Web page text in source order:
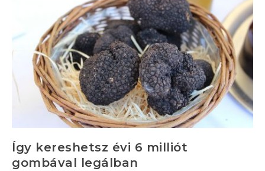
Így kereshetsz évi 6 milliót
gombával legálban